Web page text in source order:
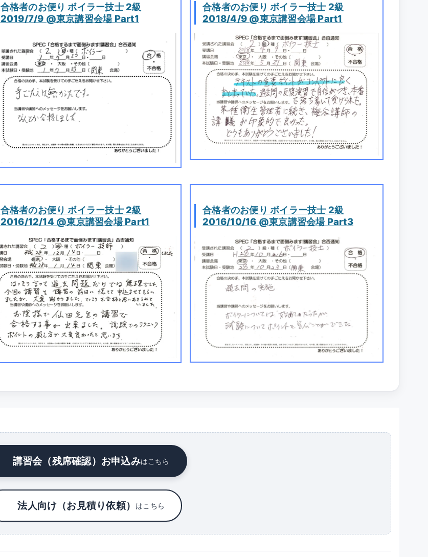
合格者のお便り ボイラー技士 2級
2019/7/9 @東京講習会場 Part1
合格者のお便り ボイラー技士 2級
2018/4/9 @東京講習会場 Part1
合格者のお便り ボイラー技士 2級
2016/12/14 @東京講習会場 Part1
合格者のお便り ボイラー技士 2級
2016/10/16 @東京講習会場 Part3
講習会（残席確認）お申込みはこちら
法人向け（お見積り依頼） はこちら